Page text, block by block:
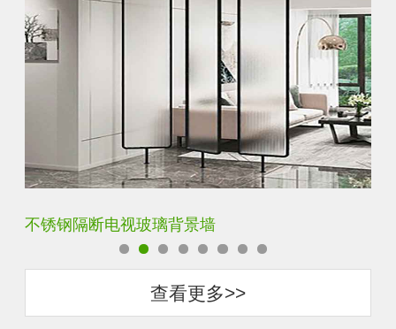
钢化背景墙平面烤漆玻璃
查看更多>>